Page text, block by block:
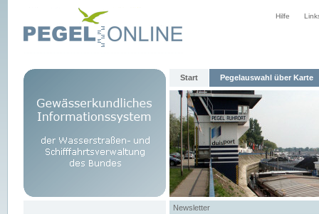
Hilfe
Start Pegelauswahl über Karte
Newsletter